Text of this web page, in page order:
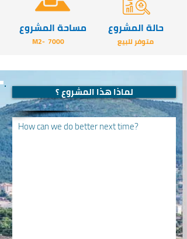
مساحة المشروع
7000
-M2
حالة المشروع
متوفر للبيع
How can we do better next time?
لماذا هذا المشروع ؟